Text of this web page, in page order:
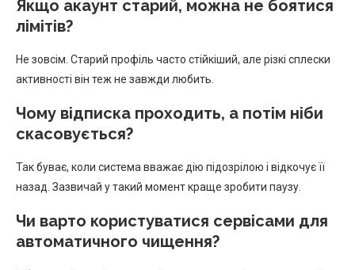
Якщо акаунт старий, можна не боятися
лімітів?
Не зовсім. Старий профіль часто стійкіший, але різкі сплески
активності він теж не завжди любить.
Чому відписка проходить, а потім ніби
скасовується?
Так буває, коли система вважає дію підозрілою і відкочує її
назад. Зазвичай у такий момент краще зробити паузу.
Чи варто користуватися сервісами для
автоматичного чищення?